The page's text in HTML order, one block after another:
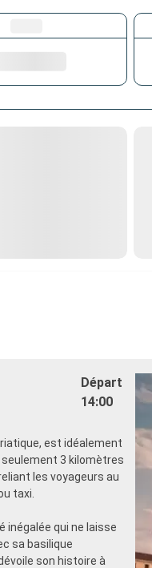
Départ
14:00
est idéalement
3 kilomètres
les voyageurs au
taxi.
inégalée qui ne laisse
sa basilique
son histoire à